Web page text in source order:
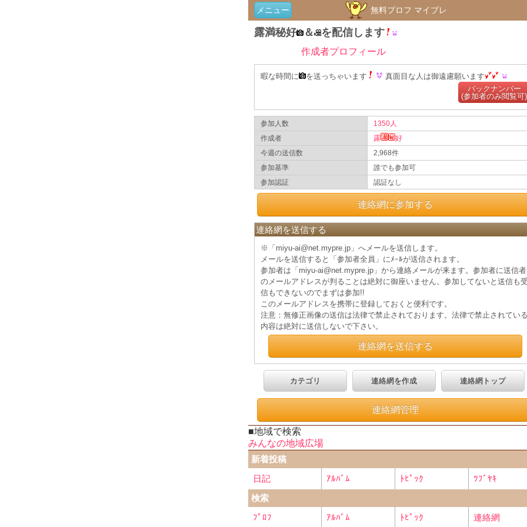
メニュー 無料プロフ マイプレ
露満秘好 ＆ を配信します
作成者プロフィール
暇な時間に を送っちゃいます
真面目な人は御遠慮願います
バックナンバー
(参加者のみ閲覧可)
参加人数
1350人
作成者
露
好
今週の送信数
2,968件
参加基準
誰でも参加可
参加認証
認証なし
連絡網に参加する
連絡網を送信する
※「miyu-ai@net.mypre.jp」へメールを送信します。
メールを送信すると「参加者全員」にﾒｰﾙが送信されます。
参加者は「miyu-ai@net.mypre.jp」から連絡メールが来ます。参加者に送信者
のメールアドレスが判ることは絶対に御座いません。参加してないと送信も
信もできないのでまずは参加!!
このメールアドレスを携帯に登録しておくと便利です。
注意：無修正画像の送信は法律で禁止されております。法律で禁止されてい
内容は絶対に送信しないで下さい。
連絡網を送信する
カテゴリ 連絡網を作成 連絡網トップ
連絡網管理
■地域で検索
みんなの地域広場
新着投稿
日記
ｱﾙﾊﾞﾑ ﾄﾋﾟｯｸ
ﾂﾌﾞﾔｷ
検索
ﾌﾟﾛﾌ
ｱﾙﾊﾞﾑ ﾄﾋﾟｯｸ
連絡網